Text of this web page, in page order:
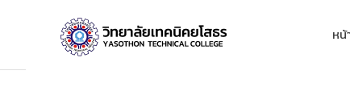
วิทยาลัหน้